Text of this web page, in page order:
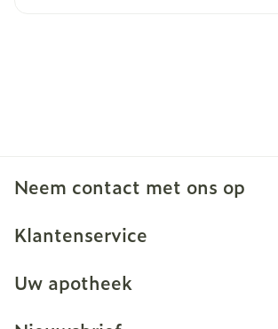
Neem contact met ons op
Klantenservice
Uw apotheek